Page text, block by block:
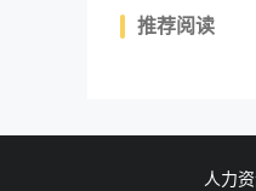
推荐阅读
人力